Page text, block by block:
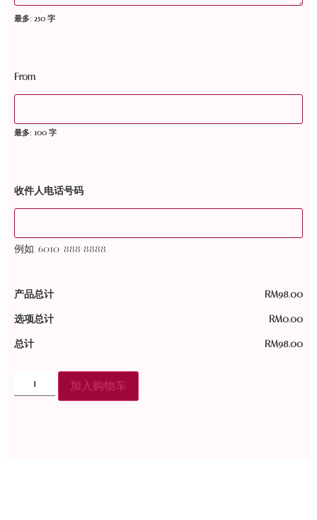
最多: 250 字
From
最多: 100 字
收件人电话号码
例如. 6010-888 8888
产品总计 RM98.00
选项总计 RM0.00
总计 RM98.00
加入购物车